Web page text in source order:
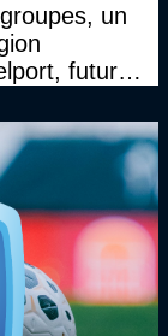
un
futur